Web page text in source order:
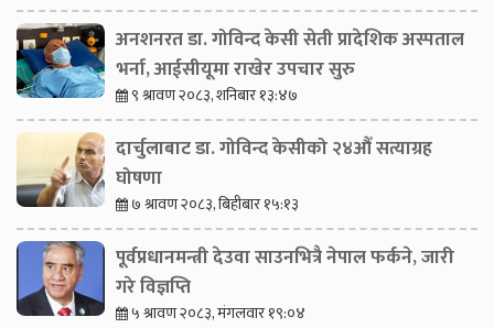
अनशनरत डा. गोविन्द केसी सेती प्रादेशिक अस्पताल
भर्ना, आईसीयूमा राखेर उपचार सुरु
९ श्रावण २०८३, शनिबार १३:४७
दार्चुलाबाट डा. गोविन्द केसीको २४औँ सत्याग्रह
घोषणा
७ श्रावण २०८३, बिहीबार १५:१३
पूर्वप्रधानमन्त्री देउवा साउनभित्रै नेपाल फर्कने, जारी
गरे विज्ञप्ति
५ श्रावण २०८३, मंगलवार १९:०४